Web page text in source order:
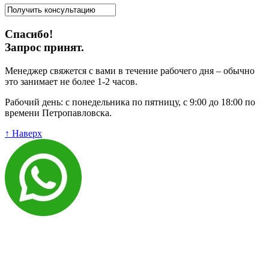
Спасибо!
Запрос принят.
Менеджер свяжется с вами в течение рабочего дня – обычно
это занимает не более 1-2 часов.
Рабочий день: с понедельника по пятницу, с 9:00 до 18:00 по
времени Петропавловска.
↑ Наверх